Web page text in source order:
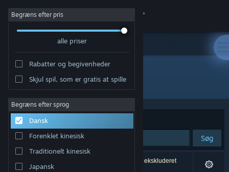
Log på
Om
Support
Skift sprog
Begræns efter pris
alle priser
Rabatter og begivenheder
Skjul spil, som er gratis at spille
Begræns efter sprog
Dansk
Forenklet kinesisk
Traditionelt kinesisk
Japansk
Udvikler: FujiCubeSoft
Sorter efter Relevans
Søg
0 resultater matcher din søgning. 1 titel er blevet ekskluderet
baseret på dine præferencer.